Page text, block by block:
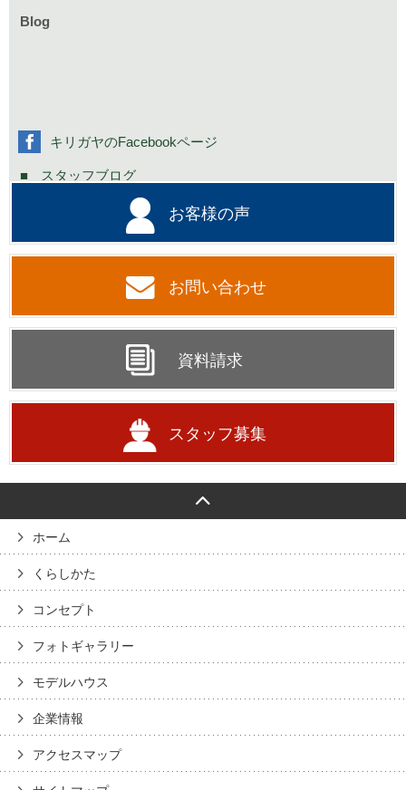
お知らせ一覧
Blog
社長の不定期日記
スタッフブログ
お客様の声
お問い合わせ
資料請求
スタッフ募集
キリガヤのFacebookページ
ホーム
くらしかた
コンセプト
フォトギャラリー
モデルハウス
企業情報
アクセスマップ